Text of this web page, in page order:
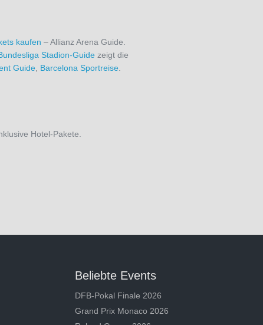
kaufen – Allianz Arena Guide.
Stadion-Guidezeigt die
Guide Barcelona Sportreise
Hotel-Pakete.
Beliebte Events
DFB-Pokal Finale 2026
Grand Prix Monaco 2026